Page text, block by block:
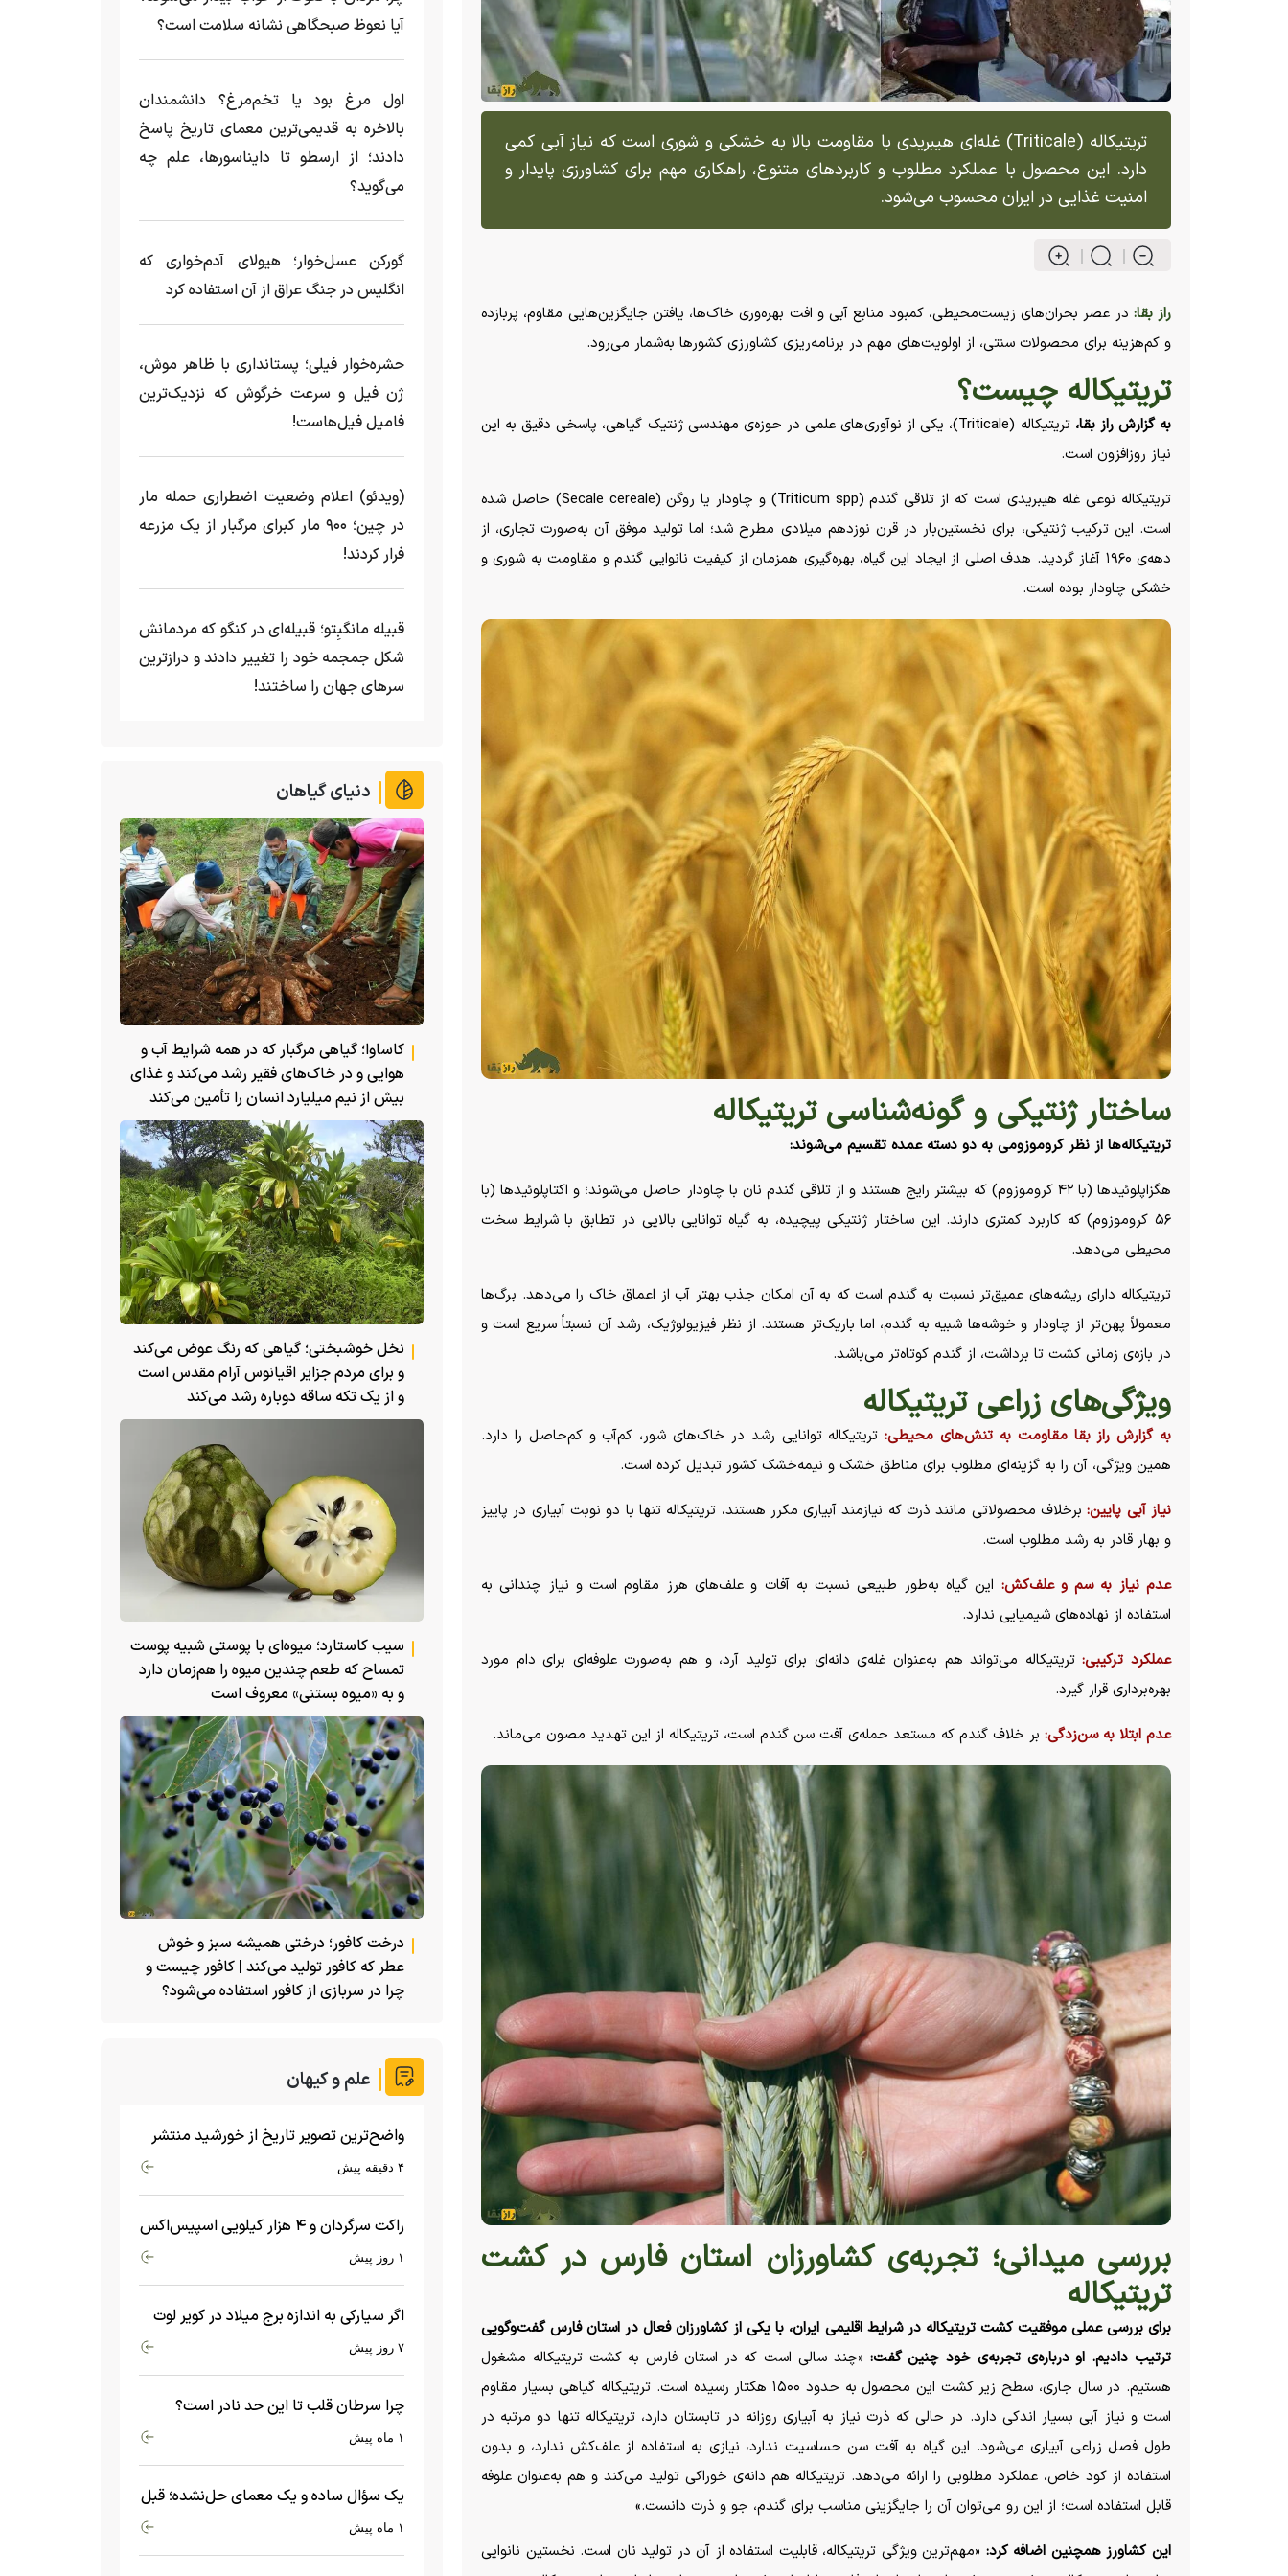
تریتیکاله (Triticale) غله‌ای هیبریدی با مقاومت بالا به خشکی و شوری است که نیاز آبی کمی
دارد. این محصول با عملکرد مطلوب و کاربرد‌های متنوع، راهکاری مهم برای کشاورزی پایدار و
امنیت غذایی در ایران محسوب می‌شود.
راز بقا: در عصر بحران‌های زیست‌محیطی، کمبود منابع آبی و افت بهره‌وری خاک‌ها، یافتن جایگزین‌هایی مقاوم، پربازده
و کم‌هزینه برای محصولات سنتی، از اولویت‌های مهم در برنامه‌ریزی کشاورزی کشور‌ها به‌شمار می‌رود.
تریتیکاله چیست؟
به گزارش راز بقا،
تریتیکاله (Triticale)، یکی از نوآوری‌های علمی در حوزه‌ی مهندسی ژنتیک گیاهی، پاسخی دقیق به این
نیاز روزافزون است.
تریتیکاله نوعی غله هیبریدی است که از تلاقی گندم (Triticum spp) و چاودار یا روگن (Secale cereale) حاصل شده
است. این ترکیب ژنتیکی، برای نخستین‌بار در قرن نوزدهم میلادی مطرح شد؛ اما تولید موفق آن به‌صورت تجاری، از
دهه‌ی ۱۹۶۰ آغاز گردید. هدف اصلی از ایجاد این گیاه، بهره‌گیری همزمان از کیفیت نانوایی گندم و مقاومت به شوری و
خشکی چاودار بوده است.
ساختار ژنتیکی و گونه‌شناسی تریتیکاله
تریتیکاله‌ها از نظر کروموزومی به دو دسته عمده تقسیم می‌شوند:
هگزاپلوئید‌ها (با ۴۲ کروموزوم) که بیشتر رایج هستند و از تلاقی گندم نان با چاودار حاصل می‌شوند؛ و اکتاپلوئید‌ها (با
۵۶ کروموزوم) که کاربرد کمتری دارند. این ساختار ژنتیکی پیچیده، به گیاه توانایی بالایی در تطابق با شرایط سخت
محیطی می‌دهد.
تریتیکاله دارای ریشه‌های عمیق‌تر نسبت به گندم است که به آن امکان جذب بهتر آب از اعماق خاک را می‌دهد. برگ‌ها
معمولاً پهن‌تر از چاودار و خوشه‌ها شبیه به گندم، اما باریک‌تر هستند. از نظر فیزیولوژیک، رشد آن نسبتاً سریع است و
در بازه‌ی زمانی کشت تا برداشت، از گندم کوتاه‌تر می‌باشد.
ویژگی‌های زراعی تریتیکاله
به گزارش راز بقا مقاومت به تنش‌های محیطی:تریتیکاله توانایی رشد در خاک‌های شور، کم‌آب و کم‌حاصل را دارد.
همین ویژگی، آن را به گزینه‌ای مطلوب برای مناطق خشک و نیمه‌خشک کشور تبدیل کرده است.
نیاز آبی پایین:برخلاف محصولاتی مانند ذرت که نیازمند آبیاری مکرر هستند، تریتیکاله تنها با دو نوبت آبیاری در پاییز
و بهار قادر به رشد مطلوب است.
عدم نیاز به سم و علف‌کش: این گیاه به‌طور طبیعی نسبت به آفات و علف‌های هرز مقاوم است و نیاز چندانی به
استفاده از نهاده‌های شیمیایی ندارد.
عملکرد ترکیبی:تریتیکاله می‌تواند هم به‌عنوان غله‌ی دانه‌ای برای تولید آرد، و هم به‌صورت علوفه‌ای برای دام مورد
بهره‌برداری قرار گیرد.
عدم ابتلا به سن‌زدگی: بر خلاف گندم که مستعد حمله‌ی آفت سن گندم است، تریتیکاله از این تهدید مصون می‌ماند.
بررسی میدانی؛ تجربه‌ی کشاورزان استان فارس در کشت
تریتیکاله
برای بررسی عملی موفقیت کشت تریتیکاله در شرایط اقلیمی ایران، با یکی از کشاورزان فعال در استان فارس گفت‌وگویی
ترتیب دادیم. او درباره‌ی تجربه‌ی خود چنین گفت: «چند سالی است که در استان فارس به کشت تریتیکاله مشغول
هستیم. در سال جاری، سطح زیر کشت این محصول به حدود ۱۵۰۰ هکتار رسیده است. تریتیکاله گیاهی بسیار مقاوم
است و نیاز آبی بسیار اندکی دارد. در حالی که ذرت نیاز به آبیاری روزانه در تابستان دارد، تریتیکاله تنها دو مرتبه در
طول فصل زراعی آبیاری می‌شود. این گیاه به آفت سن حساسیت ندارد، نیازی به استفاده از علف‌کش ندارد، و بدون
استفاده از کود خاص، عملکرد مطلوبی را ارائه می‌دهد. تریتیکاله هم دانه‌ی خوراکی تولید می‌کند و هم به‌عنوان علوفه
قابل استفاده است؛ از این رو می‌توان آن را جایگزینی مناسب برای گندم، جو و ذرت دانست.»
این کشاورز همچنین اضافه کرد: «مهم‌ترین ویژگی تریتیکاله، قابلیت استفاده از آن در تولید نان است. نخستین نانوایی
آیا نعوظ صبحگاهی نشانه سلامت است؟
اول مرغ بود یا تخم‌مرغ؟ دانشمندان
بالاخره به قدیمی‌ترین معمای تاریخ پاسخ
دادند؛ از ارسطو تا دایناسورها، علم چه
می‌گوید؟
گورکن عسل‌خوار؛ هیولای آدم‌خواری که
انگلیس در جنگ عراق از آن استفاده کرد
حشره‌خوار فیلی؛ پستانداری با ظاهر موش،
ژن فیل و سرعت خرگوش که نزدیک‌ترین
فامیل فیل‌هاست!
(ویدئو) اعلام وضعیت اضطراری حمله مار‌
در چین؛ ۹۰۰ مار کبرای مرگبار از یک مزرعه‌
فرار کردند!
قبیله مانگبِتو؛ قبیله‌ای در کنگو که مردمانش
شکل جمجمه خود را تغییر دادند و درازترین
سرهای جهان را ساختند!
دنیای گیاهان
کاساوا؛ گیاهی مرگبار که در همه شرایط آب و
هوایی و در خاک‌های فقیر رشد می‌کند و غذای
بیش از نیم میلیارد انسان را تأمین می‌کند
نخل خوشبختی؛ گیاهی که رنگ عوض می‌کند
و برای مردم جزایر اقیانوس آرام مقدس است
و از یک تکه ساقه دوباره رشد می‌کند
سیب کاستارد؛ میوه‌ای با پوستی شبیه پوست
تمساح که طعم چندین میوه را هم‌زمان دارد
و به «میوه بستنی» معروف است
درخت کافور؛ درختی همیشه سبز و خوش
عطر که کافور تولید می‌کند | کافور چیست و
چرا در سربازی از کافور استفاده می‌شود؟
علم و کیهان
واضح‌ترین تصویر تاریخ از خورشید منتشر
شد
۴ دقیقه پیش
راکت سرگردان و ۴ هزار کیلویی اسپیس‌اکس
۱ روز پیش
اگر سیارکی به اندازه برج میلاد در کویر لوت
سقوط کند، چه اتفاقی می‌افتد؟
۷ روز پیش
چرا سرطان قلب تا این حد نادر است؟
ماجرای معامله عجیبی که در بدن اتفاق۱ ماه پیش
یک سؤال ساده و یک معمای حل‌نشده؛ قبل
از بیگ‌بنگ و آغاز جهان چه چیزی وجود۱ ماه پیش